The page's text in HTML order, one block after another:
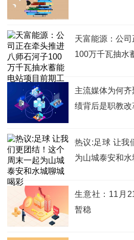
天富能源：公
100万千瓦抽水
主流媒体为何
绩背后是职教改
热议:足球 让我
为山城泰安和
生意社：11月
暂稳